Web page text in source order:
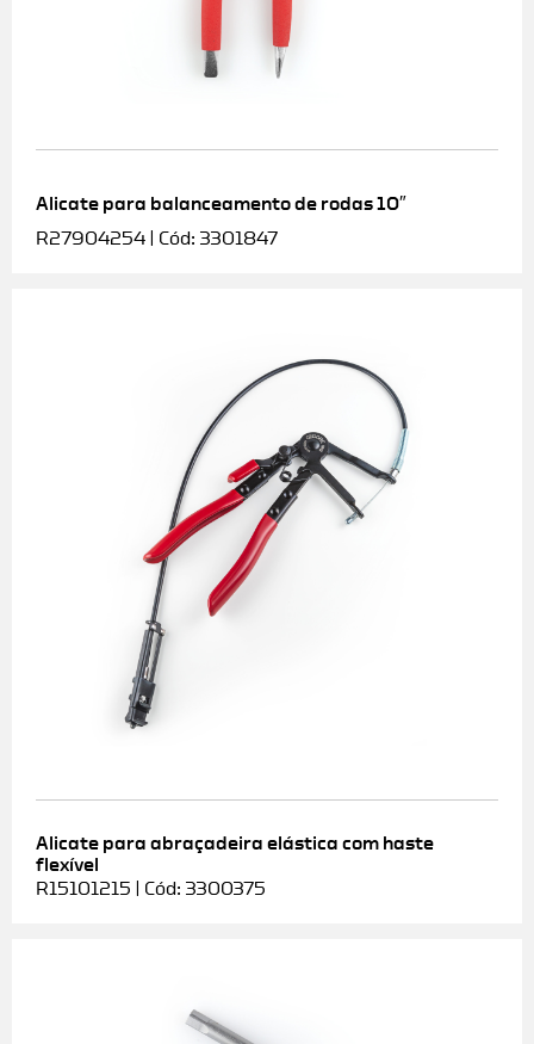
Alicate para balanceamento de rodas 10″
R27904254 | Cód: 3301847
Alicate para abraçadeira elástica com haste
flexível
R15101215 | Cód: 3300375